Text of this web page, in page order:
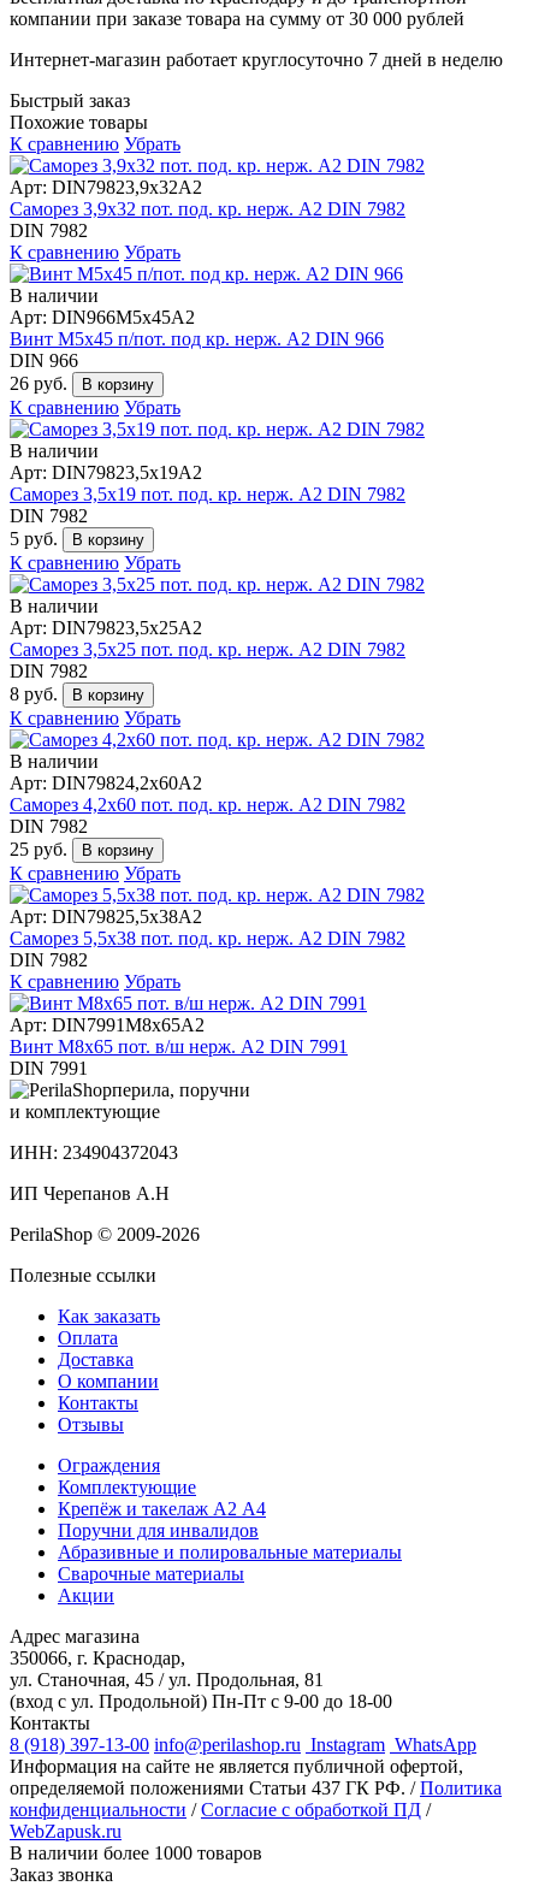
компании при заказе товара на сумму от 30 000 рублей
Интернет-магазин работает круглосуточно 7 дней в неделю
Быстрый заказ
Похожие товары
К сравнению Убрать
Арт: DIN79823,9х32А2
Саморез 3,9х32 пот. под. кр. нерж. А2 DIN 7982
DIN 7982
К сравнению Убрать
В наличии
Арт: DIN966М5х45А2
Винт М5х45 п/пот. под кр. нерж. А2 DIN 966
DIN 966
26 руб.
В корзину
К сравнению Убрать
В наличии
Арт: DIN79823,5х19А2
Саморез 3,5х19 пот. под. кр. нерж. А2 DIN 7982
DIN 7982
5 руб.
В корзину
К сравнению Убрать
В наличии
Арт: DIN79823,5х25А2
Саморез 3,5х25 пот. под. кр. нерж. А2 DIN 7982
DIN 7982
8 руб.
В корзину
К сравнению Убрать
В наличии
Арт: DIN79824,2х60А2
Саморез 4,2х60 пот. под. кр. нерж. А2 DIN 7982
DIN 7982
25 руб.
В корзину
К сравнению Убрать
Арт: DIN79825,5х38А2
Саморез 5,5х38 пот. под. кр. нерж. А2 DIN 7982
DIN 7982
К сравнению Убрать
Арт: DIN7991М8х65А2
Винт М8х65 пот. в/ш нерж. А2 DIN 7991
DIN 7991
перила, поручни
и комплектующие
ИНН: 234904372043
ИП Черепанов А.Н
PerilaShop © 2009-2026
Полезные ссылки
Как заказать
Оплата
Доставка
О компании
Контакты
Отзывы
Ограждения
Комплектующие
Крепёж и такелаж А2 А4
Поручни для инвалидов
Абразивные и полировальные материалы
Сварочные материалы
Акции
Адрес магазина
350066, г. Краснодар,
ул. Станочная, 45 / ул. Продольная, 81
(вход с ул. Продольной) Пн-Пт с 9-00 до 18-00
Контакты
8 (918) 397-13-00 info@perilashop.ru Instagram WhatsApp
Информация на сайте не является публичной офертой,
определяемой положениями Статьи 437 ГК РФ. /Политика
конфиденциальности /Согласие с обработкой ПД /
WebZapusk.ru
В наличии более 1000 товаров
Заказ звонка